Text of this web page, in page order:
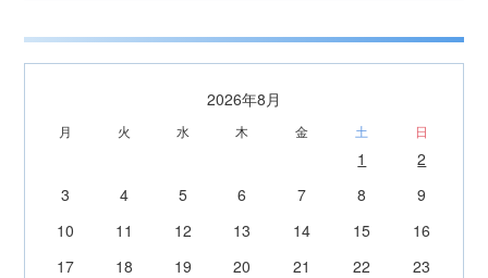
2026年8月
月 火 水 木 金 土 日
1
2
3
4 5 6 7 8
9
10
11 12 13 14 15
16
17
18 19 20 21 22
23